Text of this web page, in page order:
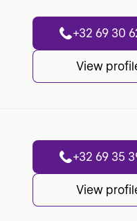
+32 69 30
View
+32 69 35
View